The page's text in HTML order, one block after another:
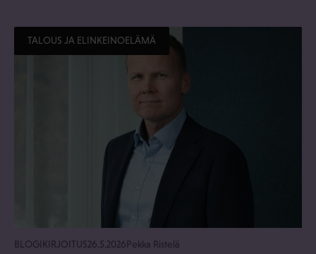
TALOUS JA ELINKEINOELÄMÄ
BLOGIKIRJOITUS26.5.2026Pekka Ristelä